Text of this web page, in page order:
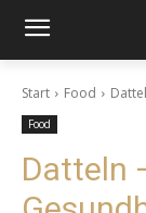
Start Food
Food
Datteln